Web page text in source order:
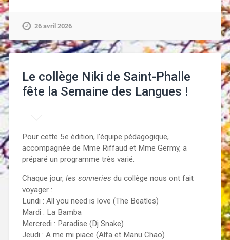
26 avril 2026
Le collège Niki de Saint-Phalle
fête la Semaine des Langues !
Pour cette 5e édition, l’équipe pédagogique,
accompagnée de Mme Riffaud et Mme Germy, a
préparé un programme très varié.
Chaque jour, les sonneries du collège nous ont fait
voyager :
Lundi : All you need is love (The Beatles)
Mardi : La Bamba
Mercredi : Paradise (Dj Snake)
Jeudi : A me mi piace (Alfa et Manu Chao)